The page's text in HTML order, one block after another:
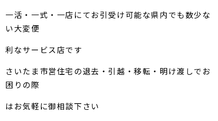
一活・一式・一店にてお引受け可能な県内でも数少な
い大変便
利なサービス店です
さいたま市営住宅の退去・引越・移転・明け渡しでお
困りの際
はお気軽に御相談下さい